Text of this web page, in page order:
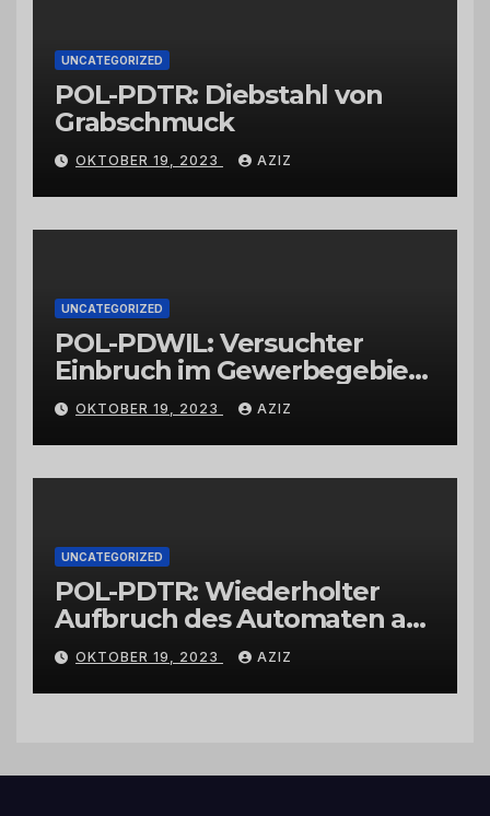
UNCATEGORIZED
POL-PDTR: Diebstahl von
Grabschmuck
OKTOBER 19, 2023 AZIZ
UNCATEGORIZED
POL-PDWIL: Versuchter
Einbruch im Gewerbegebiet
Wittlich
OKTOBER 19, 2023 AZIZ
UNCATEGORIZED
POL-PDTR: Wiederholter
Aufbruch des Automaten am
Wohnmobilstellplatz in
Hermeskeil am Labachweg
OKTOBER 19, 2023 AZIZ